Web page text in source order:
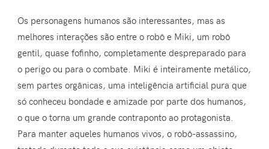
Os personagens humanos são interessantes, mas as
melhores interações são entre o robô e Miki, um robô
gentil, quase fofinho, completamente despreparado para
o perigo ou para o combate. Miki é inteiramente metálico,
sem partes orgânicas, uma inteligência artificial pura que
só conheceu bondade e amizade por parte dos humanos,
o que o torna um grande contraponto ao protagonista.
Para manter aqueles humanos vivos, o robô-assassino,